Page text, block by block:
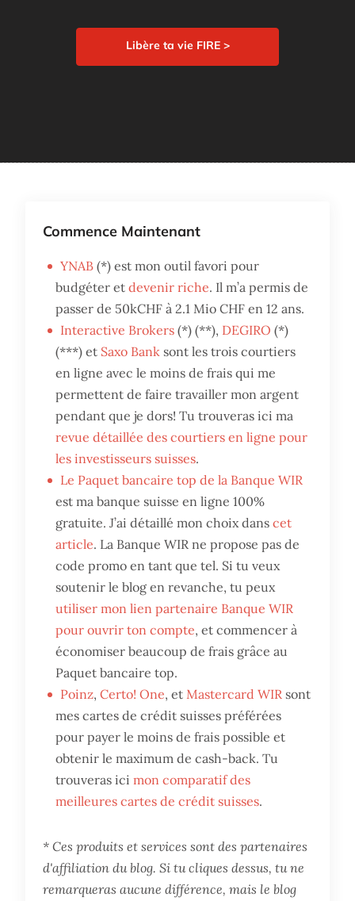
Libère ta vie FIRE >
Commence Maintenant
YNAB (*) est mon outil favori pour
budgéter etdevenir riche. Il m’a permis de
passer de 50kCHF à 2.1 Mio CHF en 12 ans.
Interactive Brokers (*) (**), DEGIRO (*)
(***) et Saxo Bank sont les trois courtiers
en ligne avec le moins de frais qui me
permettent de faire travailler mon argent
pendant que je dors! Tu trouveras ici ma
revue détaillée des courtiers en ligne pour
les investisseurs suisses.
Le Paquet bancaire top de la Banque WIR
est ma banque suisse en ligne 100%
gratuite. J’ai détaillé mon choix danscet
article. La Banque WIR ne propose pas de
code promo en tant que tel. Si tu veux
soutenir le blog en revanche, tu peux
utiliser mon lien partenaire Banque WIR
pour ouvrir ton compte, et commencer à
économiser beaucoup de frais grâce au
Paquet bancaire top.
Poinz,Certo! One, et Mastercard WIR sont
mes cartes de crédit suisses préférées
pour payer le moins de frais possible et
obtenir le maximum de cash-back. Tu
trouveras icimon comparatif des
meilleures cartes de crédit suisses.
* Ces produits et services sont des partenaires
d'affiliation du blog. Si tu cliques dessus, tu ne
remarqueras aucune différence, mais le blog